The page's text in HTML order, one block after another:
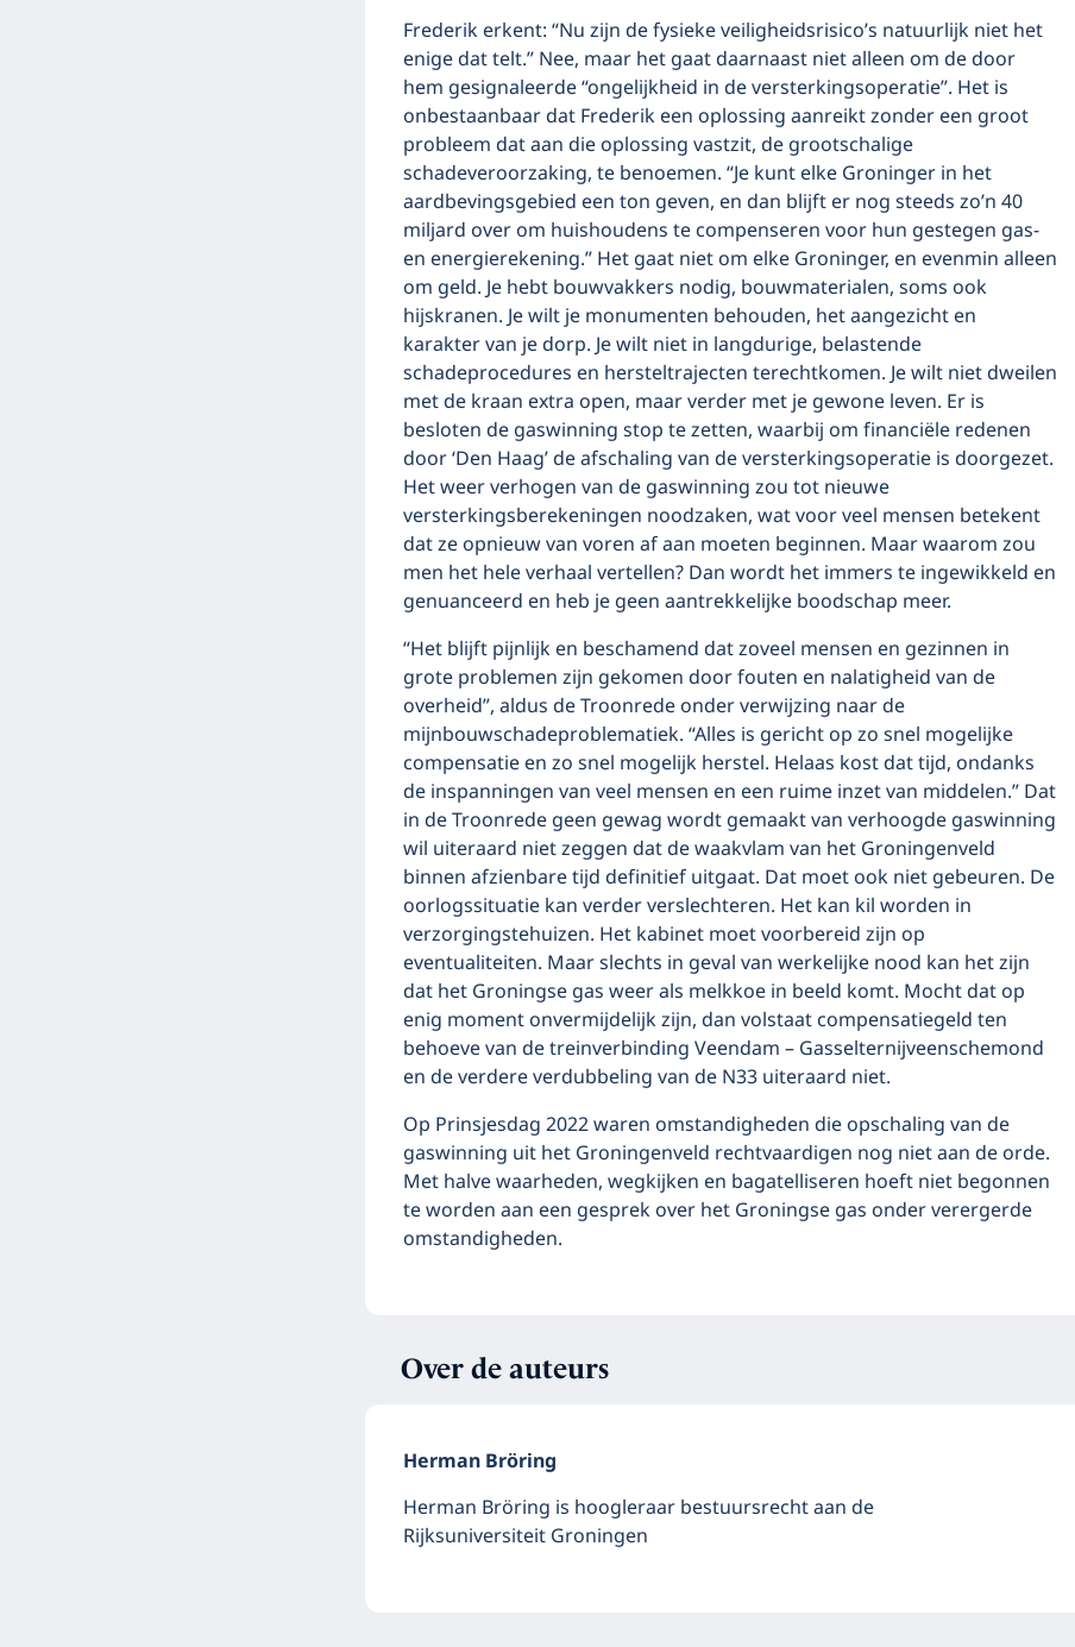
Frederik erkent: “Nu zijn de fysieke veiligheidsrisico’s natuurlijk niet het
enige dat telt.” Nee, maar het gaat daarnaast niet alleen om de door
hem gesignaleerde “ongelijkheid in de versterkingsoperatie”. Het is
onbestaanbaar dat Frederik een oplossing aanreikt zonder een groot
probleem dat aan die oplossing vastzit, de grootschalige
schadeveroorzaking, te benoemen. “Je kunt elke Groninger in het
aardbevingsgebied een ton geven, en dan blijft er nog steeds zo’n 40
miljard over om huishoudens te compenseren voor hun gestegen gas-
en energierekening.” Het gaat niet om elke Groninger, en evenmin alleen
om geld. Je hebt bouwvakkers nodig, bouwmaterialen, soms ook
hijskranen. Je wilt je monumenten behouden, het aangezicht en
karakter van je dorp. Je wilt niet in langdurige, belastende
schadeprocedures en hersteltrajecten terechtkomen. Je wilt niet dweilen
met de kraan extra open, maar verder met je gewone leven. Er is
besloten de gaswinning stop te zetten, waarbij om financiële redenen
door ‘Den Haag’ de afschaling van de versterkingsoperatie is doorgezet.
Het weer verhogen van de gaswinning zou tot nieuwe
versterkingsberekeningen noodzaken, wat voor veel mensen betekent
dat ze opnieuw van voren af aan moeten beginnen. Maar waarom zou
men het hele verhaal vertellen? Dan wordt het immers te ingewikkeld en
genuanceerd en heb je geen aantrekkelijke boodschap meer.
“Het blijft pijnlijk en beschamend dat zoveel mensen en gezinnen in
grote problemen zijn gekomen door fouten en nalatigheid van de
overheid”, aldus de Troonrede onder verwijzing naar de
mijnbouwschadeproblematiek. “Alles is gericht op zo snel mogelijke
compensatie en zo snel mogelijk herstel. Helaas kost dat tijd, ondanks
de inspanningen van veel mensen en een ruime inzet van middelen.” Dat
in de Troonrede geen gewag wordt gemaakt van verhoogde gaswinning
wil uiteraard niet zeggen dat de waakvlam van het Groningenveld
binnen afzienbare tijd definitief uitgaat. Dat moet ook niet gebeuren. De
oorlogssituatie kan verder verslechteren. Het kan kil worden in
verzorgingstehuizen. Het kabinet moet voorbereid zijn op
eventualiteiten. Maar slechts in geval van werkelijke nood kan het zijn
dat het Groningse gas weer als melkkoe in beeld komt. Mocht dat op
enig moment onvermijdelijk zijn, dan volstaat compensatiegeld ten
behoeve van de treinverbinding Veendam – Gasselternijveenschemond
en de verdere verdubbeling van de N33 uiteraard niet.
Op Prinsjesdag 2022 waren omstandigheden die opschaling van de
gaswinning uit het Groningenveld rechtvaardigen nog niet aan de orde.
Met halve waarheden, wegkijken en bagatelliseren hoeft niet begonnen
te worden aan een gesprek over het Groningse gas onder verergerde
omstandigheden.
Over de auteurs
Herman Bröring
Herman Bröring is hoogleraar bestuursrecht aan de
Rijksuniversiteit Groningen